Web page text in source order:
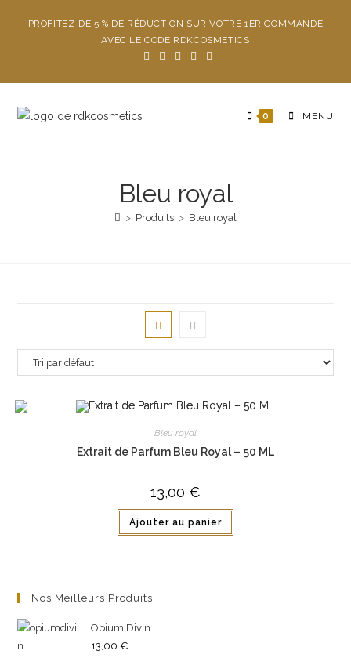
PROFITEZ DE 5 % DE RÉDUCTION SUR VOTRE 1ER COMMANDE
AVEC LE CODE RDKCOSMETICS
0 MENU
Bleu royal
> Produits > Bleu royal
Bleu royal
Extrait de Parfum Bleu Royal – 50 ML
13,00 €
Ajouter au panier
Nos Meilleurs Produits
Opium Divin
13,00€